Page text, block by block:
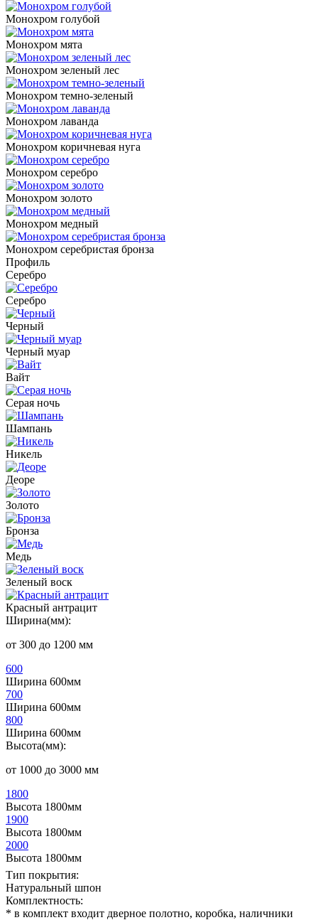
Монохром голубой
Монохром мята
Монохром зеленый лес
Монохром темно-зеленый
Монохром лаванда
Монохром коричневая нуга
Монохром серебро
Монохром золото
Монохром медный
Монохром серебристая бронза
Профиль
Серебро
Серебро
Черный
Черный муар
Вайт
Серая ночь
Шампань
Никель
Деоре
Золото
Бронза
Медь
Зеленый воск
Красный антрацит
Ширина(мм):
от 300 до 1200 мм
600
Ширина 600мм
700
Ширина 600мм
800
Ширина 600мм
Высота(мм):
от 1000 до 3000 мм
1800
Высота 1800мм
1900
Высота 1800мм
2000
Высота 1800мм
Тип покрытия:
Натуральный шпон
Комплектность:
* в комплект входит дверное полотно, коробка, наличники